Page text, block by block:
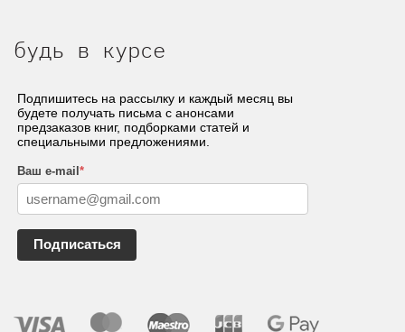
будь в курсе
Подпишитесь на рассылку и каждый месяц вы
будете получать письма с анонсами
предзаказов книг, подборками статей и
специальными предложениями.
Ваш e-mail *
Подписаться